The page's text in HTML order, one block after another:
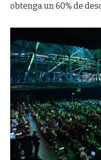
obtenga un 60% de